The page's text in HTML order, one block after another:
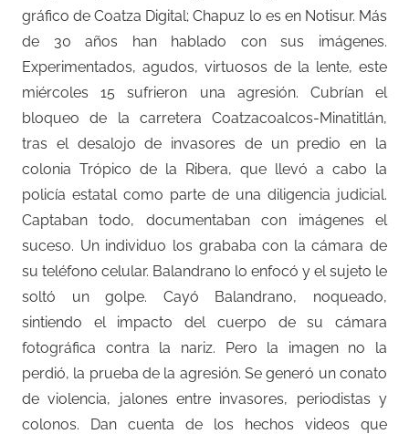
gráfico de Coatza Digital; Chapuz lo es en Notisur. Más
de 30 años han hablado con sus imágenes.
Experimentados, agudos, virtuosos de la lente, este
miércoles 15 sufrieron una agresión. Cubrían el
bloqueo de la carretera Coatzacoalcos-Minatitlán,
tras el desalojo de invasores de un predio en la
colonia Trópico de la Ribera, que llevó a cabo la
policía estatal como parte de una diligencia judicial.
Captaban todo, documentaban con imágenes el
suceso. Un individuo los grababa con la cámara de
su teléfono celular. Balandrano lo enfocó y el sujeto le
soltó un golpe. Cayó Balandrano, noqueado,
sintiendo el impacto del cuerpo de su cámara
fotográfica contra la nariz. Pero la imagen no la
perdió, la prueba de la agresión. Se generó un conato
de violencia, jalones entre invasores, periodistas y
colonos. Dan cuenta de los hechos videos que